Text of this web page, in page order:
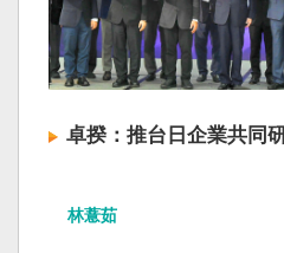
卓揆：推台日企業共同
林薏茹